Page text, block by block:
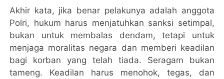
Akhir kata, jika benar pelakunya adalah anggota
Polri, hukum harus menjatuhkan sanksi setimpal,
bukan untuk membalas dendam, tetapi untuk
menjaga moralitas negara dan memberi keadilan
bagi korban yang telah tiada. Seragam bukan
tameng. Keadilan harus menohok, tegas, dan